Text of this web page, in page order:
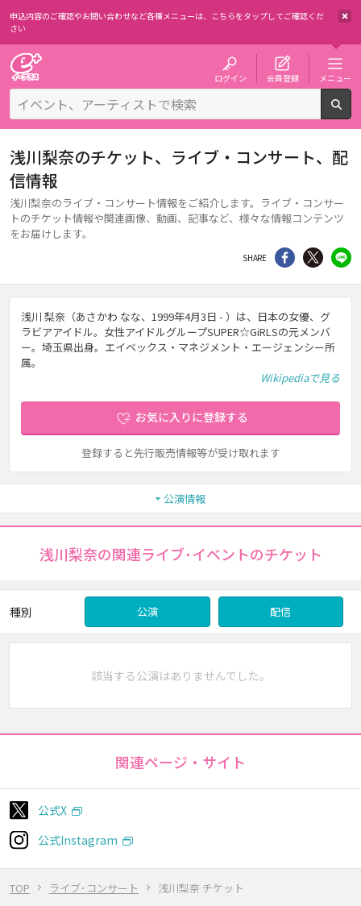
申込内容のご確認やお問い合わせなど各種メニューは、 こちらをタップしてご確認くだ
さい
ログイン 会員登録 メニュー
TOP ライブ･コンサート 浅川梨奈 チケット
浅川梨奈のチケット、ライブ・コンサート、配
信情報
浅川梨奈のライブ・コンサート情報をご紹介します。ライブ・コンサー
トのチケット情報や関連画像、動画、記事など、様々な情報コンテンツ
をお届けします。
SHARE シェア Twitter
浅川 梨奈（あさかわ なな、1999年4月3日 - ）は、日本の女優、グ
ラビアアイドル。女性アイドルグループSUPER☆GiRLSの元メンバ
ー。埼玉県出身。エイベックス・マネジメント・エージェンシー所
属。
Wikipediaで見る
お気に入りに登録する
登録すると先行販売情報等が受け取れます
公演情報
浅川梨奈の関連ライブ･イベントのチケット
種別 公演 配信
該当する公演はありませんでした。
関連ページ・サイト
公式X
公式Instagram